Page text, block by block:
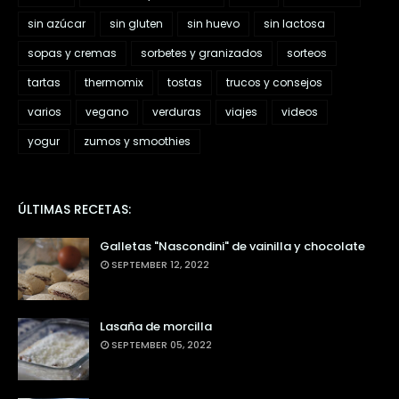
sin azúcar
sin gluten sin huevo
sin lactosa
sopas y cremas
sorbetes y granizados
sorteos
tartas
thermomix tostas
trucos y consejos
varios
vegano verduras viajes
videos
yogur
zumos y smoothies
ÚLTIMAS RECETAS:
Galletas "Nascondini" de vainilla y chocolate
SEPTEMBER 12, 2022
Lasaña de morcilla
SEPTEMBER 05, 2022